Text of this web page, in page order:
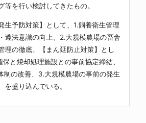
等を行い検討してきたもの。
生予防対策】として、1.飼養衛生管理
遵法意識の向上、2.大規模農場の畜舎
理の徹底、【まん延防止対策】とし
保と焼却処理施設との事前協定締結、
制の改善、3.大規模農場の事前の発生
を盛り込んでいる。